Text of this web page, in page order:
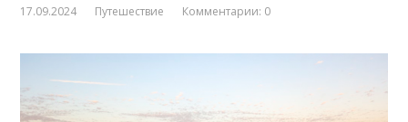
17.09.2024 Путешествие Комментарии: 0